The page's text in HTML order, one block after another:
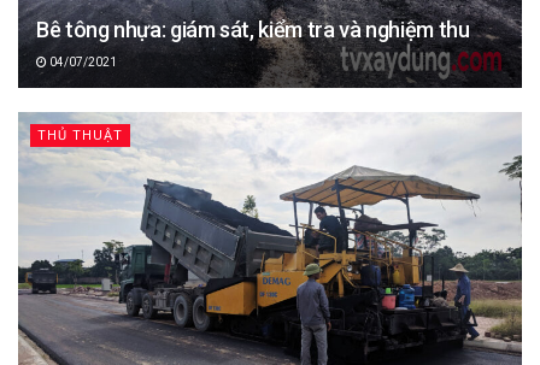
Bê tông nhựa: giám sát, kiểm tra và nghiệm thu
04/07/2021
THỦ THUẬT